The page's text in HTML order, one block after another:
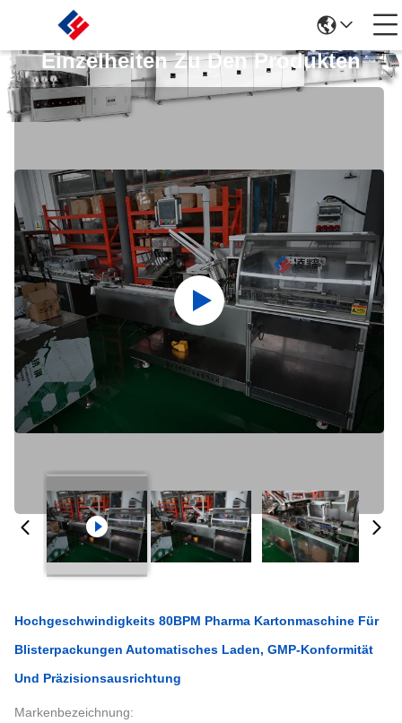
Einzelheiten Zu Den Produkten
Hochgeschwindigkeits 80BPM Pharma Kartonmaschine Für
Blisterpackungen Automatisches Laden, GMP-Konformität
Und Präzisionsausrichtung
Markenbezeichnung: